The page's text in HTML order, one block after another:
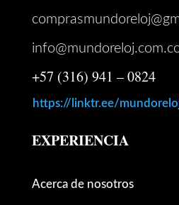
+57 (316) 941 – 0824
https://linktr.ee/
EXPERIENCIA
Acerca de nosotros